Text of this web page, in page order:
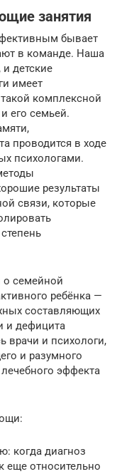
занятия
бывает
в команде. Наша
детские
имеет
комплексной
его семьей.
проводится в ходе
психологами.
результаты
связи, которые
семейной
ребёнка —
составляющих
и дефицита
врачи и психологи,
и разумного
эффекта
когда диагноз
еще относительно